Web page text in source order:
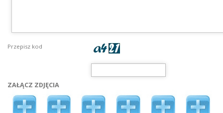
Przepisz kod
ZAŁĄCZ ZDJĘCIA